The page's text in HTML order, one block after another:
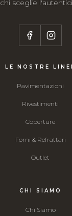
chi sceglie
LE NOSTRE
Pavimentazioni
Rivestimenti
Coperture
Forni & Refrattari
Outlet
CHI SIAMO
Chi Siamo